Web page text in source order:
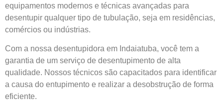
equipamentos modernos e técnicas avançadas para
desentupir qualquer tipo de tubulação, seja em residências,
comércios ou indústrias.
Com a nossa desentupidora em Indaiatuba, você tem a
garantia de um serviço de desentupimento de alta
qualidade. Nossos técnicos são capacitados para identificar
a causa do entupimento e realizar a desobstrução de forma
eficiente.